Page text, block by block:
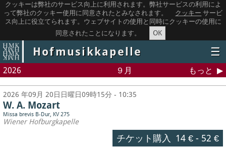
クッキーは弊社のサービス向上に利用されます。弊社サービスの利用によ
って弊社のクッキー使用に同意されたとみなされます。
クッキー サービ
ス向上に役立てられます。ウェブサイトの使用と同時にクッキーの使用に
同意されたことになります。
OK
Hofmusikkapelle ☰
2026 ９月 もっと
2026 年09月 20日日曜日09時15分 - 10:35
W. A. Mozart
Missa brevis B-Dur, KV 275
Wiener Hofburgkapelle
チケット購入 14 €- 52 €